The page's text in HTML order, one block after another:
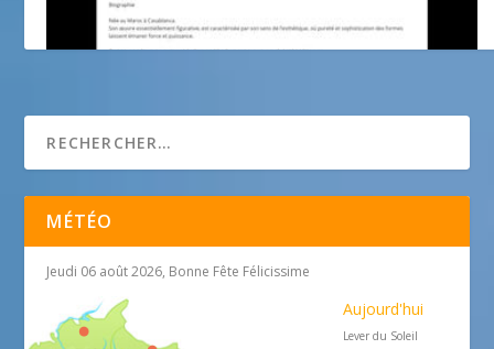
MÉTÉO
Jeudi 06 août 2026, Bonne Fête Félicissime
Aujourd'hui
Lever du Soleil